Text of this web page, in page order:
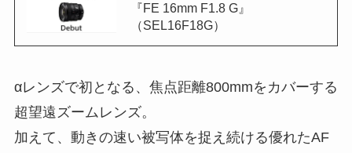
『FE 16mm F1.8 G』
（SEL16F18G）
αレンズで初となる、焦点距離800mmをカバーする
超望遠ズームレンズ。
加えて、動きの速い被写体を捉え続ける優れたAF